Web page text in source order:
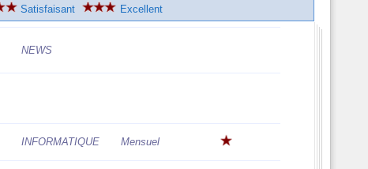
Satisfaisant Excellent
NEWS
INFORMATIQUE Mensuel